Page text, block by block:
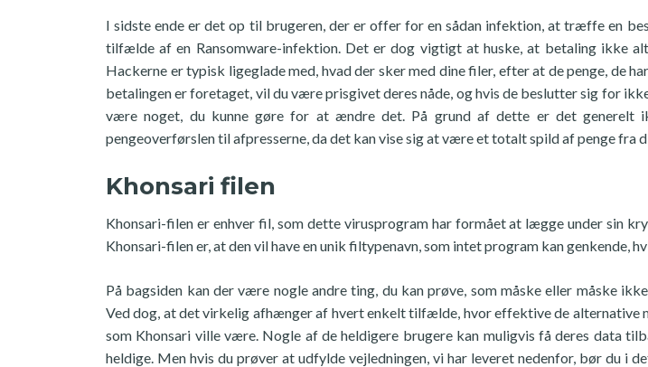
I sidste ende er det op til brugeren, der er offer for en sådan infektion, at træffe en
tilfælde af en Ransomware-infektion. Det er dog vigtigt at huske, at betaling ikke
Hackerne er typisk ligeglade med, hvad der sker med dine filer, efter at de penge, de
betalingen er foretaget, vil du være prisgivet deres nåde, og hvis de beslutter sig for
være noget, du kunne gøre for at ændre det. På grund af dette er det generelt
pengeoverførslen til afpresserne, da det kan vise sig at være et totalt spild af penge fra
Khonsari filen
Khonsari-filen er enhver fil, som dette virusprogram har formået at lægge under sin
Khonsari-filen er, at den vil have en unik filtypenavn, som intet program kan genkende,
På bagsiden kan der være nogle andre ting, du kan prøve, som måske eller måske
Ved dog, at det virkelig afhænger af hvert enkelt tilfælde, hvor effektive de alternative
som Khonsari ville være. Nogle af de heldigere brugere kan muligvis få deres data
heldige. Men hvis du prøver at udfylde vejledningen, vi har leveret nedenfor, bør du i